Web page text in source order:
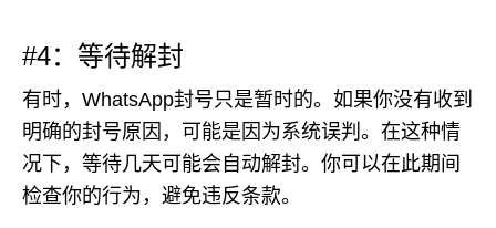
#4：等待解封
有时，WhatsApp封号只是暂时的。如果你没有收到
明确的封号原因，可能是因为系统误判。在这种情
况下，等待几天可能会自动解封。你可以在此期间
检查你的行为，避免违反条款。